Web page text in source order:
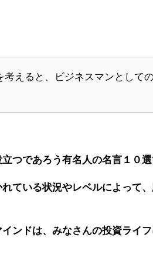
えると、ビジネスマンとして
つであろう有名人の名言１０選
ている状況やレベルによって
ンドは、みなさんの投資ライ